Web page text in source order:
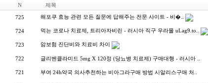
N 제목
725 해­포­쿠 효능 관련 모든 질문에 답해주는 전문 사이트 - 비�..
724 먹는 코로나 치료제, 트리아자비린 - 러시아 직구 우라몰 uLag9.to..
723 암보험 진단비와 치료비 차이
722 글리벤클라미드 5mg X 120정 (당뇨병 치료제) 구매대행 - 러시아 ..
721 부여 24h약국 의사추천하는 비아그라구매 방법 시알리스구매 처..